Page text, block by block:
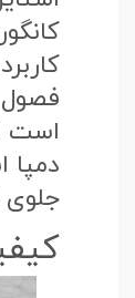
فصول
است
دمپا
جلوی